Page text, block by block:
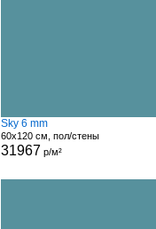
Sky 6 mm
60x120 см, пол/стены
31967 р/м²